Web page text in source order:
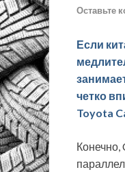
Оставьте
Если
четко
Toyota
Конечно,